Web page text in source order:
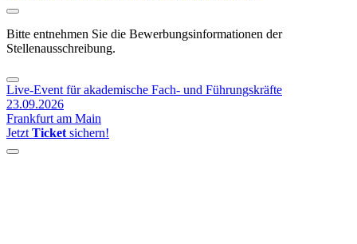
Bitte entnehmen Sie die Bewerbungsinformationen der
Stellenausschreibung.
Live-Event für akademische Fach- und Führungskräfte
23.09.2026
Frankfurt am Main
Jetzt Ticket sichern!